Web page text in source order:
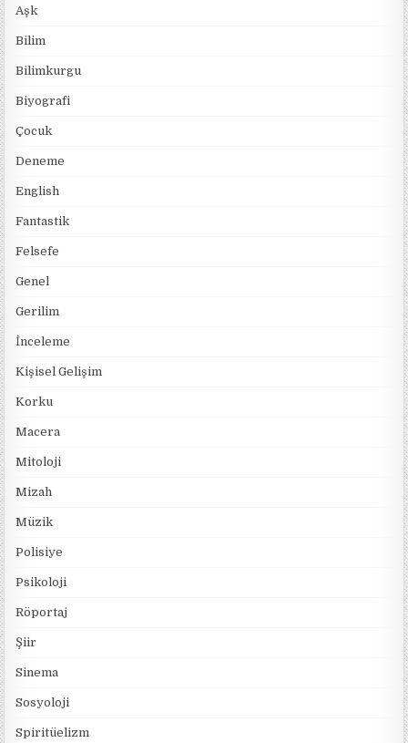
Aşk
Bilim
Bilimkurgu
Biyografi
Çocuk
Deneme
English
Fantastik
Felsefe
Genel
Gerilim
İnceleme
Kişisel Gelişim
Korku
Macera
Mitoloji
Mizah
Müzik
Polisiye
Psikoloji
Röportaj
Şiir
Sinema
Sosyoloji
Spiritüelizm